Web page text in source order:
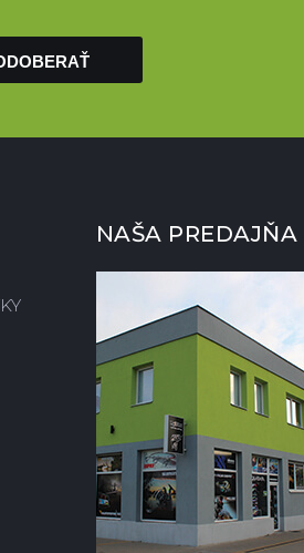
NAŠA PREDAJŇA